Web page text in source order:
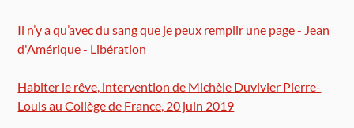
Il n’y a qu’avec du sang que je peux remplir une page - Jean
d'Amérique - Libération
Habiter le rêve, intervention de Michèle Duvivier Pierre-
Louis au Collège de France, 20 juin 2019